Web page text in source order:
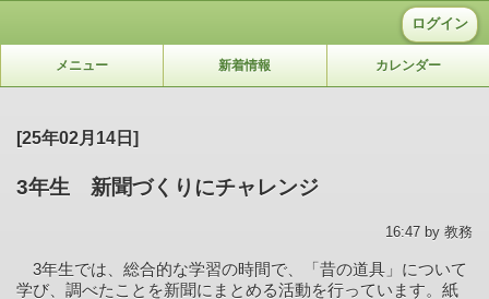
ログイン
メニュー 新着情報 カレンダー
[25年02月14日]
3年生 新聞づくりにチャレンジ
16:47 by 教務
3年生では、総合的な学習の時間で、「昔の道具」について
学び、調べたことを新聞にまとめる活動を行っています。 紙